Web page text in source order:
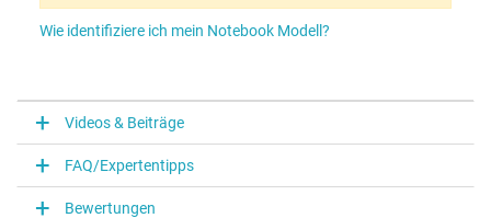
Wie identifiziere ich mein Notebook Modell?
Videos & Beiträge
FAQ/Expertentipps
Bewertungen